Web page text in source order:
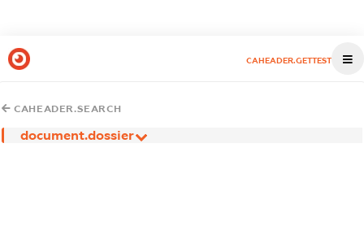
CAHEADER.GETTEST
CAHEADER.SEARCH
document.dossier